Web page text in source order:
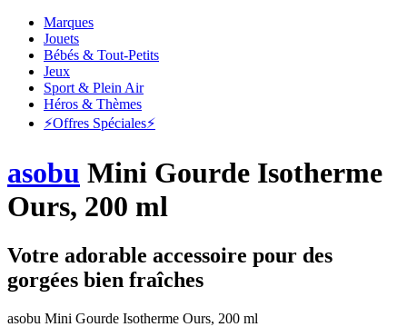
Marques
Jouets
Bébés & Tout-Petits
Jeux
Sport & Plein Air
Héros & Thèmes
⚡️Offres Spéciales⚡️
asobu Mini Gourde Isotherme
Ours, 200 ml
Votre adorable accessoire pour des
gorgées bien fraîches
asobu Mini Gourde Isotherme Ours, 200 ml